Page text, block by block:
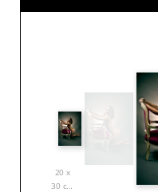
20 x
30 cm